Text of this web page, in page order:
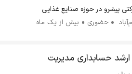
پیشرو در حوزه صنایع غذایی
حضوری بیش از یک ماه
حسابداری مدیریت